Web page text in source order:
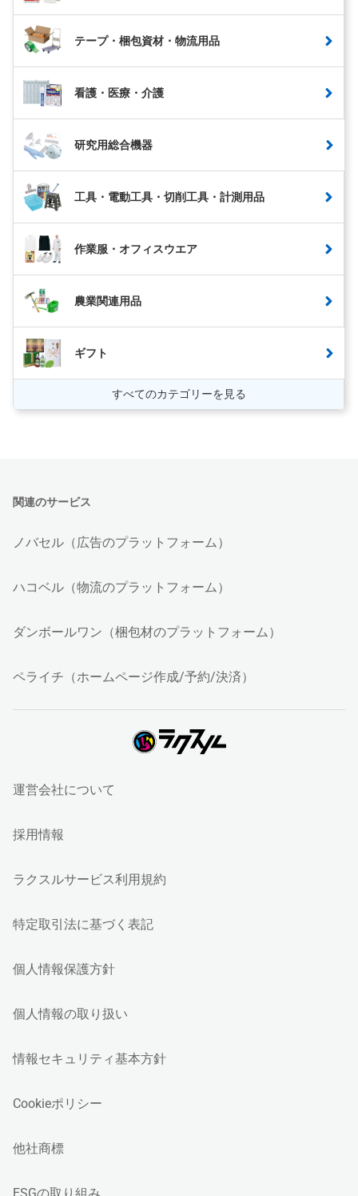
テープ・梱包資材・物流用品
看護・医療・介護
研究用総合機器
工具・電動工具・切削工具・計測用品
作業服・オフィスウエア
農業関連用品
ギフト
すべてのカテゴリーを見る
関連のサービス
ノバセル（広告のプラットフォーム）
ハコベル（物流のプラットフォーム）
ダンボールワン（梱包材のプラットフォーム）
ペライチ（ホームページ作成/予約/決済）
運営会社について
採用情報
ラクスルサービス利用規約
特定取引法に基づく表記
個人情報保護方針
個人情報の取り扱い
情報セキュリティ基本方針
Cookieポリシー
他社商標